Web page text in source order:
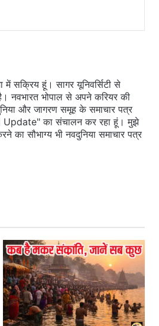
सक्रिय हूं। सागर यूनिवर्सिटी से
नवभारत भोपाल से अपने करियर की
और जागरण समूह के समाचार पत्र
Update" का संचालन कर रहा हूं। मुझे
का सौभाग्य भी नवदुनिया समाचार पत्र